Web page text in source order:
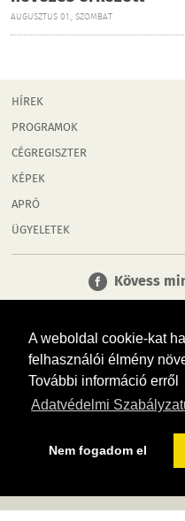
A weboldal cookie-kat
felhasználói élmény
További információ erről
Adatvédelmi
Nem fogadom el
AUGUSZTUS 01., SZOMBAT
HÍREK
PROGRAMOK
CÉGREGISZTER
KÉPEK
APRÓ
ÜGYELETEK
Kövess
Tudj meg többet
menü, cégek…. és minden,
MÉDIAAJÁNLÓ ADATVÉDELEM